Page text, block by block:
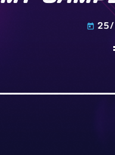
today